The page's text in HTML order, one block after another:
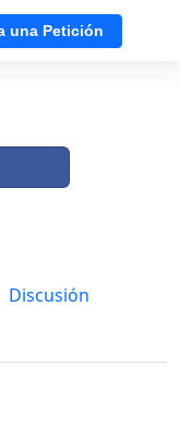
una Petición
Discusión